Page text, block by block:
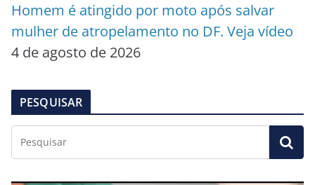
Homem é atingido por moto após salvar
mulher de atropelamento no DF. Veja vídeo
4 de agosto de 2026
PESQUISAR